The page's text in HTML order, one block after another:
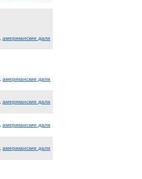
американские дали
американские дали
американские дали
американские дали
американские дали